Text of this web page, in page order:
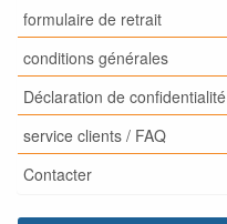
formulaire de retrait
conditions générales
Déclaration de confidentialité
service clients / FAQ
Contacter